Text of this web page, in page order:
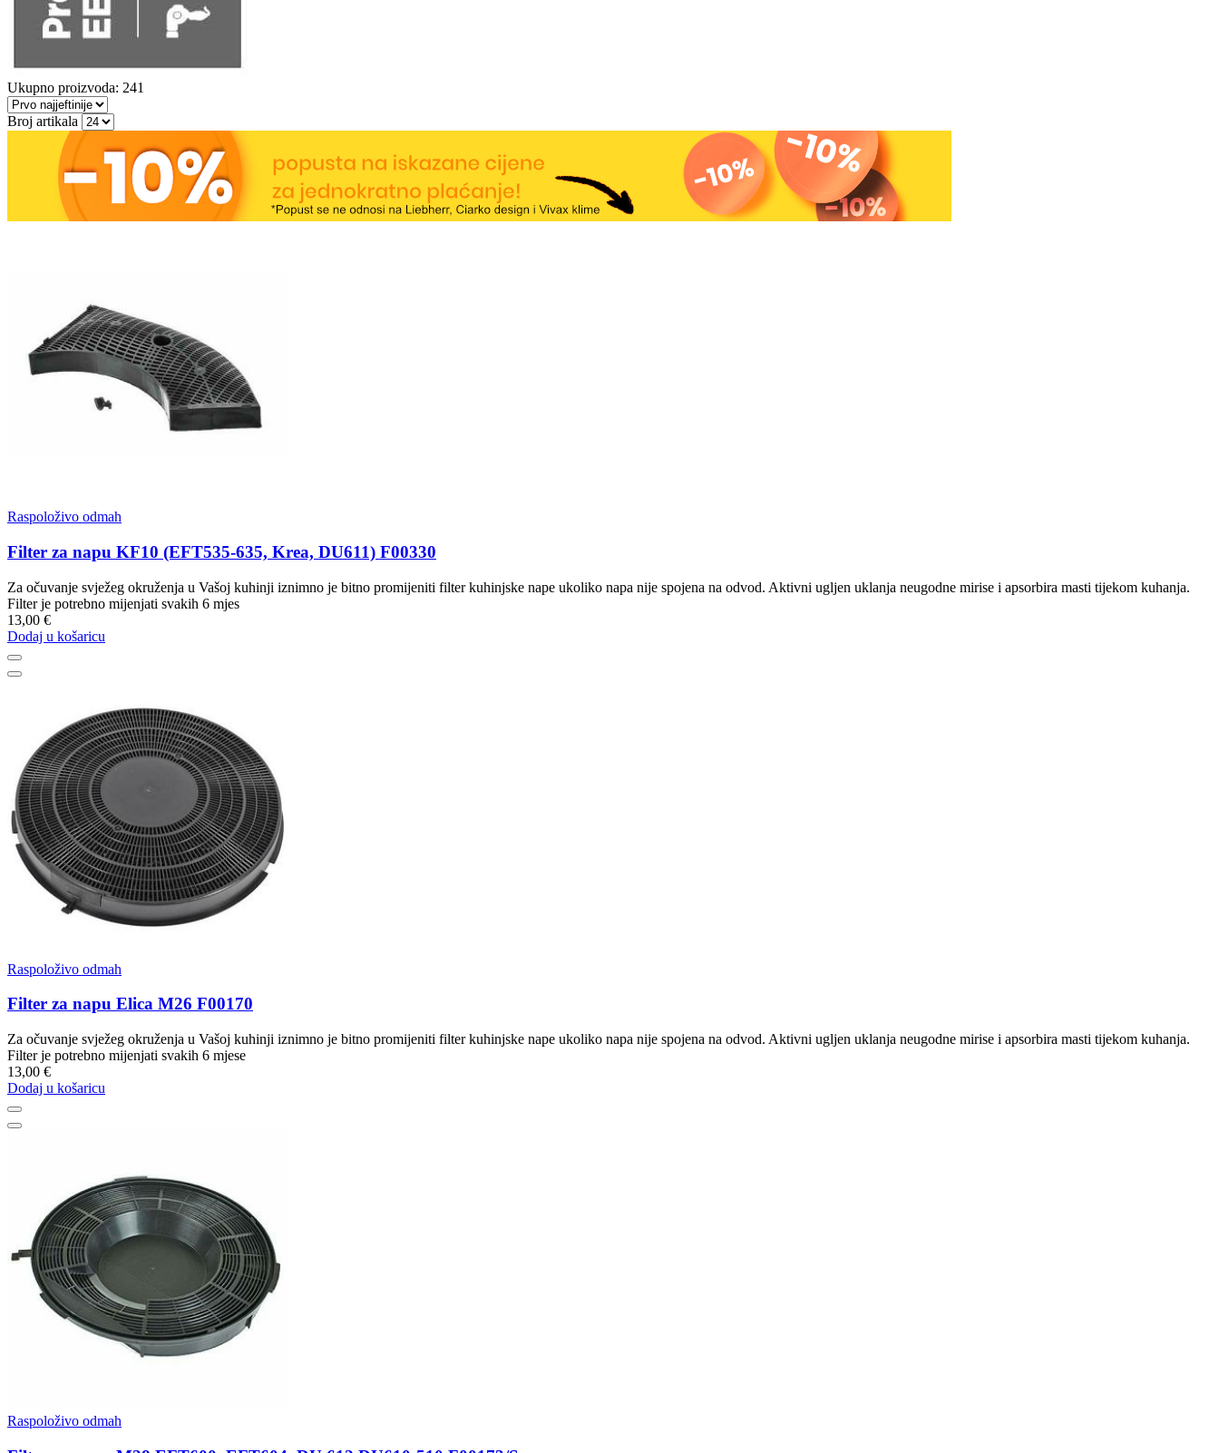
Ukupno proizvoda: 241
Broj artikala
Raspoloživo odmah
Filter za napu KF10 (EFT535-635, Krea, DU611) F00330
Za očuvanje svježeg okruženja u Vašoj kuhinji iznimno je bitno promijeniti filter kuhinjske nape ukoliko napa nije spojena na odvod. Aktivni ugljen uklanja neugodne mirise i apsorbira masti tijekom kuhanja.
Filter je potrebno mijenjati svakih 6 mjes
13,00 €
Dodaj u košaricu
Raspoloživo odmah
Filter za napu Elica M26 F00170
Za očuvanje svježeg okruženja u Vašoj kuhinji iznimno je bitno promijeniti filter kuhinjske nape ukoliko napa nije spojena na odvod. Aktivni ugljen uklanja neugodne mirise i apsorbira masti tijekom kuhanja.
Filter je potrebno mijenjati svakih 6 mjese
13,00 €
Dodaj u košaricu
Raspoloživo odmah